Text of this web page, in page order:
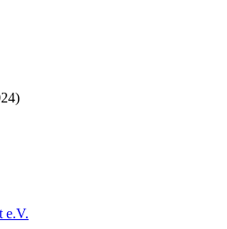
e.V.